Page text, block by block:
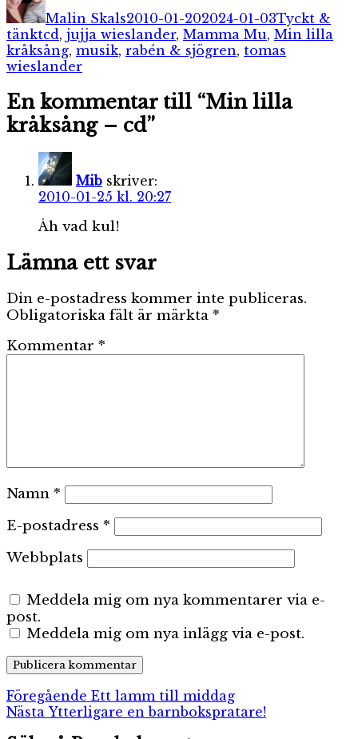
Malin Skals2010-01-202024-01-03Tyckt &
tänktEtiketter
cd, jujja wieslander, Mamma Mu, Min lilla
kråksång, musik, rabén & sjögren, tomas
wieslander
En kommentar till “Min lilla
kråksång – cd”
Mib skriver:
2010-01-25 kl. 20:27
Åh vad kul!
Lämna ett svar
Din e-postadress kommer inte publiceras.
Obligatoriska fält är märkta *
Kommentar *
Namn *
E-postadress *
Webbplats
Meddela mig om nya kommentarer via e-
post.
Meddela mig om nya inlägg via e-post.
Inläggsnavigering
Föregående Föregående
inlägg:
Ett lamm till middag
Nästa Nästa
Ytterligare en barnbokspratare!